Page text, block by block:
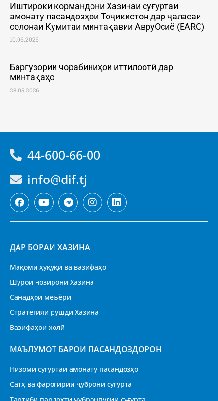
Иштироки кормандони Хазинаи суғуртаи
амонату пасандозҳои Тоҷикистон дар ҷаласаи
солонаи Кумитаи минтақавии АвруОсиё (EARC)
10.06.2026
Баргузории чорабиниҳои иттилоотӣ дар
минтақаҳо
28.05.2026
44-600-66-00
info@dif.tj
ДАР БОРАИ ХАЗИНА
Мақоми ҳуқуқӣ ва вазифаҳо
Шӯрои нозирони Хазина
Санадҳои меъёрӣ
Стратегияи рушди Хазина
Вазифаҳои холӣ
МАЪЛУМОТ БАРОИ ПАСАНДОЗДОРОН
Низоми суғуртаи амонату пасандозҳо
Сатҳ ва фарогирии ҷуброни суғурта
Тартиби пардохти ҷубронпулии суғурта